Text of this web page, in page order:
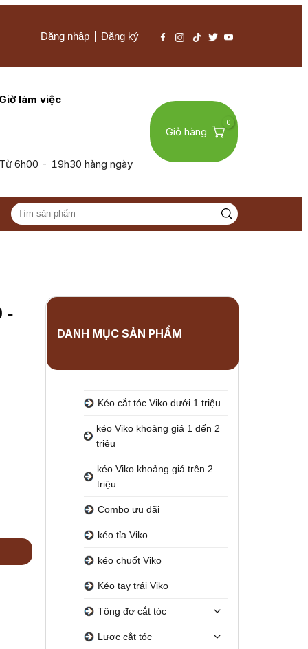
Đăng nhập Đăng ký
Giờ làm việc
Từ 6h00 - 19h30 hàng ngày
Giỏ hàng
0
DANH MỤC SẢN PHẨM
Kéo cắt tóc Viko dưới 1 triệu
kéo Viko khoảng giá 1 đến 2
triệu
kéo Viko khoảng giá trên 2
triệu
Combo ưu đãi
kéo tỉa Viko
kéo chuốt Viko
Kéo tay trái Viko
Tông đơ cắt tóc
Lược cắt tóc